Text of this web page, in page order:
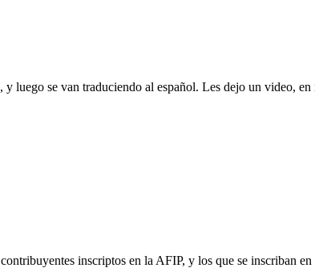
luego se van traduciendo al español. Les dejo un video,
inscriptos en la AFIP, y los que se inscriban